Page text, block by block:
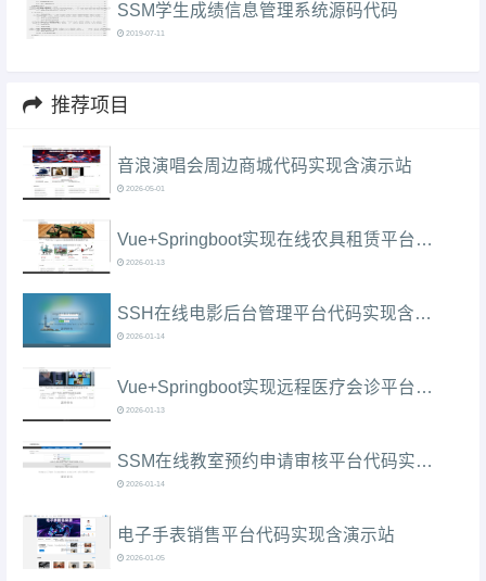
SSM学生成绩信息管理系统源码代码
2019-07-11
推荐项目
音浪演唱会周边商城代码实现含演示站
2026-05-01
Vue+Springboot实现在线农具租赁平台代码实现含演示站
2026-01-13
SSH在线电影后台管理平台代码实现含演示站
2026-01-14
Vue+Springboot实现远程医疗会诊平台代码实现含演示站
2026-01-13
SSM在线教室预约申请审核平台代码实现含演示站
2026-01-14
电子手表销售平台代码实现含演示站
2026-01-05